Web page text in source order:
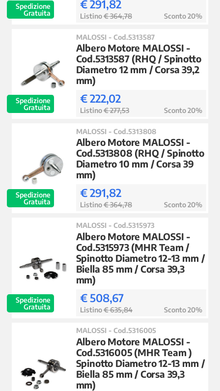
Spedizione
Gratuita
€ 291,82
Listino€ 364,78 Sconto 20%
Spedizione
Gratuita
MALOSSI - Cod.5313587
Albero Motore MALOSSI -
Cod.5313587 (RHQ / Spinotto
Diametro 12 mm / Corsa 39,2
mm)
€ 222,02
Listino€ 277,53 Sconto 20%
Spedizione
Gratuita
MALOSSI - Cod.5313808
Albero Motore MALOSSI -
Cod.5313808 (RHQ / Spinotto
Diametro 10 mm / Corsa 39
mm)
€ 291,82
Listino€ 364,78 Sconto 20%
Spedizione
Gratuita
MALOSSI - Cod.5315973
Albero Motore MALOSSI -
Cod.5315973 (MHR Team /
Spinotto Diametro 12-13 mm /
Biella 85 mm / Corsa 39,3
mm)
€ 508,67
Listino€ 635,84 Sconto 20%
MALOSSI - Cod.5316005
Albero Motore MALOSSI -
Cod.5316005 (MHR Team )
Spinotto Diametro 12-13 mm /
Biella 85 mm / Corsa 39,3
mm)